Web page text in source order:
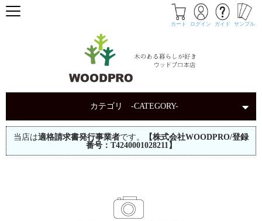
カート ログイン ガイド サンプル
カテゴリ -CATEGORY-
当店は適格請求書発行事業者です。
【株式会社WOODPRO/登録
番号：T4240001028211】